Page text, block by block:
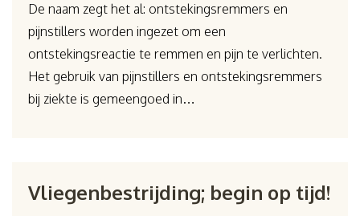
De naam zegt het al: ontstekingsremmers en
pijnstillers worden ingezet om een
ontstekingsreactie te remmen en pijn te verlichten.
Het gebruik van pijnstillers en ontstekingsremmers
bij ziekte is gemeengoed in…
Vliegenbestrijding; begin op tijd!